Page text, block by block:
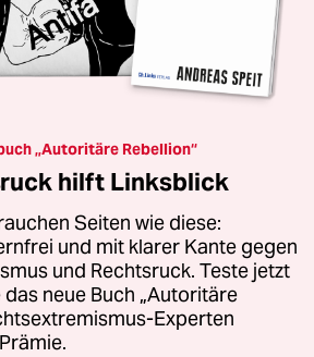
„Autoritäre Rebellion“
hilft Linksblick
Seiten wie diese:
und mit klarer Kante gegen
und Rechtsruck. Teste jetzt
neue Buch „Autoritäre
Experten